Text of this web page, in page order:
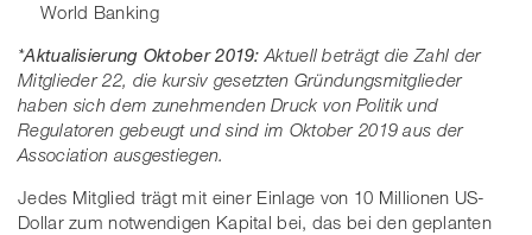
World Banking
*Aktualisierung Oktober 2019:Aktuell beträgt die Zahl der
Mitglieder 22, die kursiv gesetzten Gründungsmitglieder
haben sich dem zunehmenden Druck von Politik und
Regulatoren gebeugt und sind im Oktober 2019 aus der
Association ausgestiegen.
Jedes Mitglied trägt mit einer Einlage von 10 Millionen US-
Dollar zum notwendigen Kapital bei, das bei den geplanten